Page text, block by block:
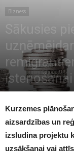
Bizness
Sākusies
īstenošanai
1099
Kurzemes
aizsardzības un
izsludina projektu
uzsākšanai vai